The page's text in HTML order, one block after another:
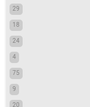
29
18
24
4
75
9